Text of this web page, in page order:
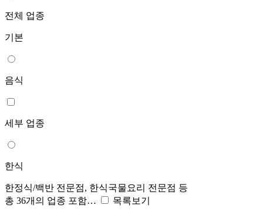
전체 업종
기본
음식
세부 업종
한식
한정식/백반 전문점, 한식국물요리 전문점 등
총 36개의 업종 포함…
목록보기